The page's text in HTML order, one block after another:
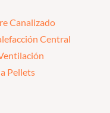
Canalizado
Central
Pellets